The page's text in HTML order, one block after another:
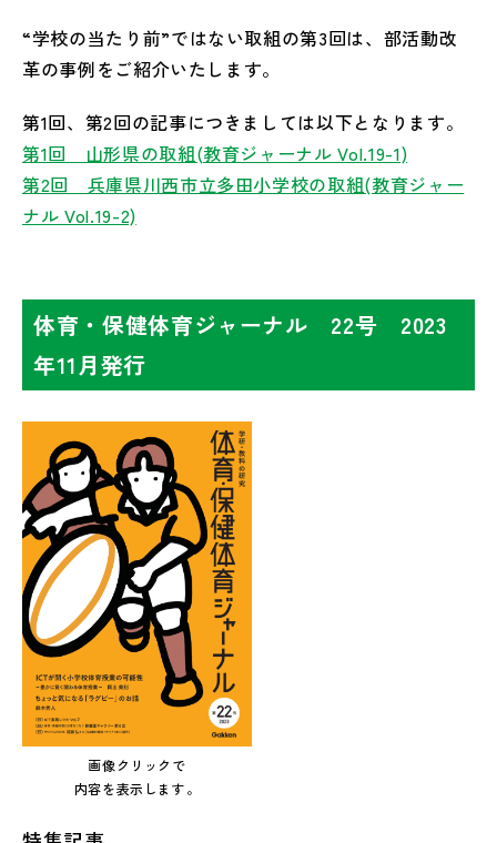
“学校の当たり前”ではない取組の第3回は、部活動改
革の事例をご紹介いたします。
第1回、第2回の記事につきましては以下となります。
第1回 山形県の取組(教育ジャーナル Vol.19-1)
第2回 兵庫県川西市立多田小学校の取組(教育ジャー
ナル Vol.19-2)
体育・保健体育ジャーナル 22号 2023
年11月発行
画像クリックで
内容を表示します。